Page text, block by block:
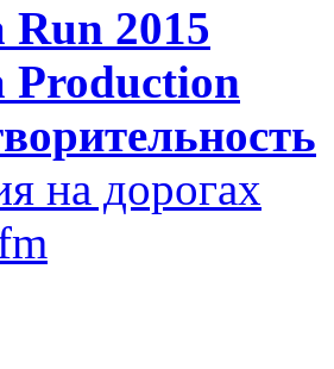
Run 2015
Production
на дорогах